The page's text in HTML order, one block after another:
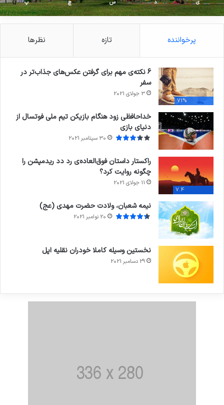
ی د س چ پ
پرخواننده تازه نظرها
71%
6 نکته‌ی مهم برای گرفتن عکس‌های جذاب‌تر در
سفر
3 جولای 2021
خداحافظی زود هنگام بازیکن تیم ملی فوتسال از
دنیای بازی
30 سپتامبر 2021
7.4
راکستار داستان فوق‌العاده‌ی رد دد ریدمپشن را
چگونه روایت کرد؟
11 جولای 2021
نیمه شعبان، ولادت حضرت مهدی (عج)
20 نوامبر 2021
نخستین وسیله کاملا خودران نقلیه اپل
29 دسامبر 2021